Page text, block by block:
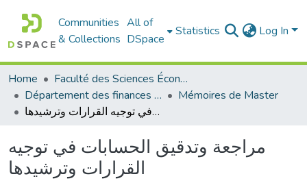
Communities
& Collections
All of
DSpace
Statistics Log In
Home
Faculté des Sciences Économiques Commerciales et des Sciences de Gestion
Département des finances et de comptabilité
Mémoires de Master
مراجعة وتدقيق الحسابات في توجيه القرارات وترشيدها
مراجعة وتدقيق الحسابات في توجيه
القرارات وترشيدها